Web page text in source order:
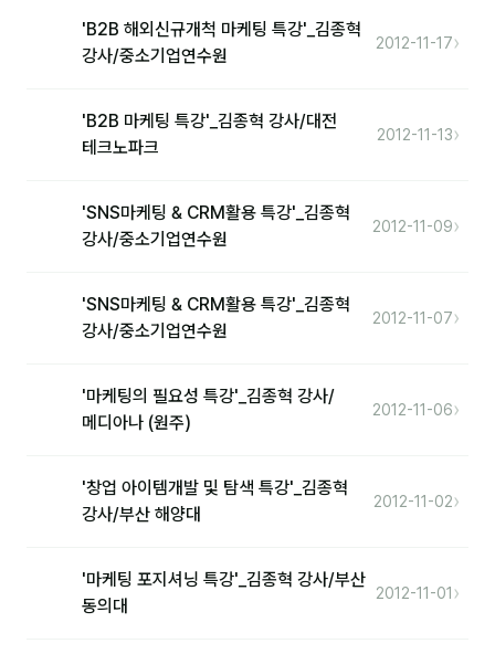
트렌드 리포트
영상자료실
등급 · 포인트
자주 묻는 질문
'B2B 해외신규개척 마케팅 특강'_김종혁
강사/중소기업연수원
2012-11-17›
'B2B 마케팅 특강'_김종혁 강사/대전
테크노파크
2012-11-13›
'SNS마케팅 & CRM활용 특강'_김종혁
강사/중소기업연수원
2012-11-09›
'SNS마케팅 & CRM활용 특강'_김종혁
강사/중소기업연수원
2012-11-07›
'마케팅의 필요성 특강'_김종혁 강사/
메디아나 (원주)
2012-11-06›
'창업 아이템개발 및 탐색 특강'_김종혁
강사/부산 해양대
2012-11-02›
'마케팅 포지셔닝 특강'_김종혁 강사/부산
동의대
2012-11-01›